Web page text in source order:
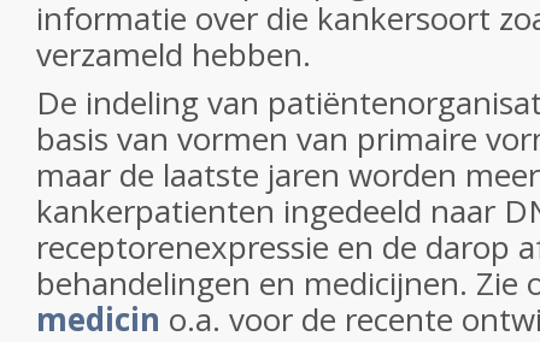
informatie over die kankersoort
verzameld hebben.
De indeling van
basis van vormen van primaire
maar de laatste jaren worden
kankerpatienten ingedeeld naar
receptorenexpressie en de darop
behandelingen en medicijnen. Zie
medicin o.a. voor de recente